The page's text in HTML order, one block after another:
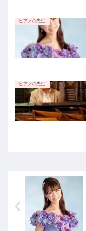
ピアノの先生
ピアノの先生